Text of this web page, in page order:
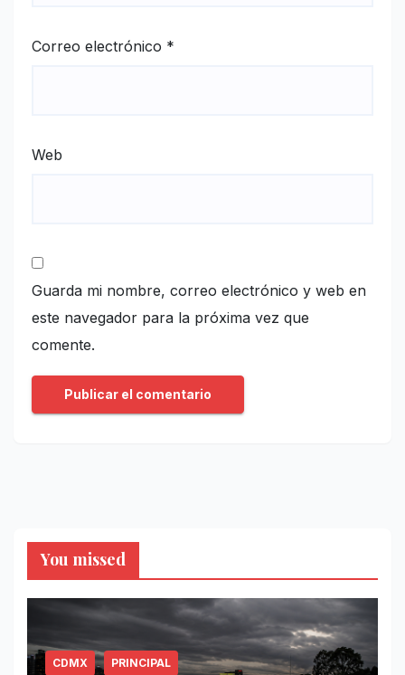
Correo electrónico *
Web
Guarda mi nombre, correo electrónico y web en
este navegador para la próxima vez que
comente.
You missed
CDMX PRINCIPAL